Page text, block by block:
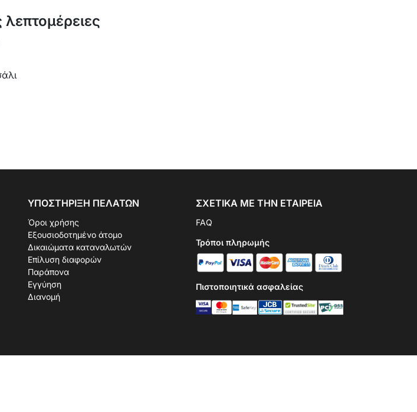
λεπτομέρειες
ΥΠΟΣΤΉΡΙΞΗ ΠΕΛΑΤΏΝ
Όροι χρήσης
Εξουσιοδοτημένο άτομο
Δικαιώματα καταναλωτών
Επίλυση διαφορών
Παράπονα
Εγγύηση
Διανομή
ΣΧΕΤΙΚΆ ΜΕ ΤΗΝ ΕΤΑΙΡΕΊΑ
FAQ
Τρόποι πληρωμής
Πιστοποιητικά ασφαλείας